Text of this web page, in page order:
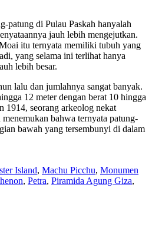
patung di Pulau Paskah hanyalah
jauh lebih mengejutkan.
itu ternyata memiliki tubuh yang
yang selama ini terlihat hanya
lebih besar.
lalu dan jumlahnya sangat banyak.
12 meter dengan berat 10 hingga
1914, seorang arkeolog nekat
bahwa ternyata patung-
bawah yang tersembunyi di dalam
Island, Machu Picchu, Monumen
, Petra, Piramida Agung Giza,